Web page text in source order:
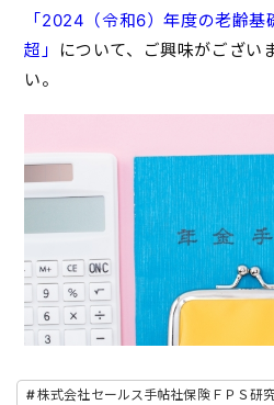
「2024（令和6）年度の老齢
超」
について、ご興味がござい
い。
株式会社セールス手帖社保険ＦＰＳ研